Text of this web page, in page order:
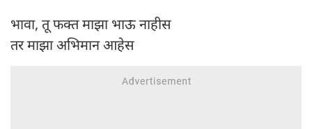
भावा, तू फक्त माझा भाऊ नाहीस
तर माझा अभिमान आहेस